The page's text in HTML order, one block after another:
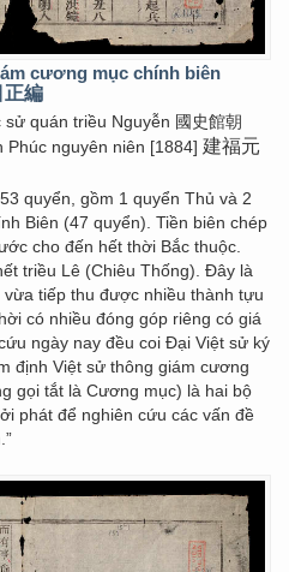
cương mục chính biên
正編
sử quán triều Nguyễn 國史館朝
Phúc nguyên niên [1884] 建福元
quyển, gồm 1 quyển Thủ và 2
Biên (47 quyển). Tiền biên chép
cho đến hết thời Bắc thuộc.
triều Lê (Chiêu Thống). Đây là
tiếp thu được nhiều thành tựu
có nhiều đóng góp riêng có giá
ngày nay đều coi Đại Việt sử ký
định Việt sử thông giám cương
gọi tắt là Cương mục) là hai bộ
phát để nghiên cứu các vấn đề